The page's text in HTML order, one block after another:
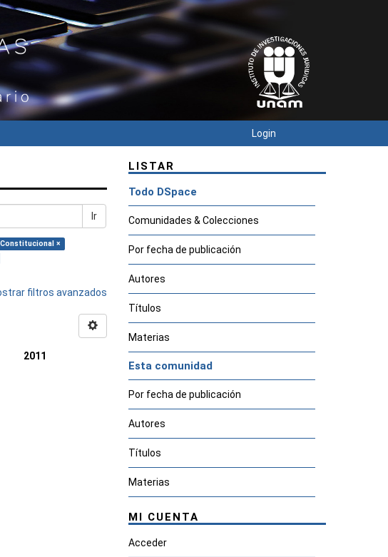
Login
Ir
×
filtros avanzados
2011
LISTAR
Todo DSpace
Comunidades & Colecciones
Por fecha de publicación
Autores
Títulos
Materias
Esta comunidad
Por fecha de publicación
Autores
Títulos
Materias
MI CUENTA
Acceder